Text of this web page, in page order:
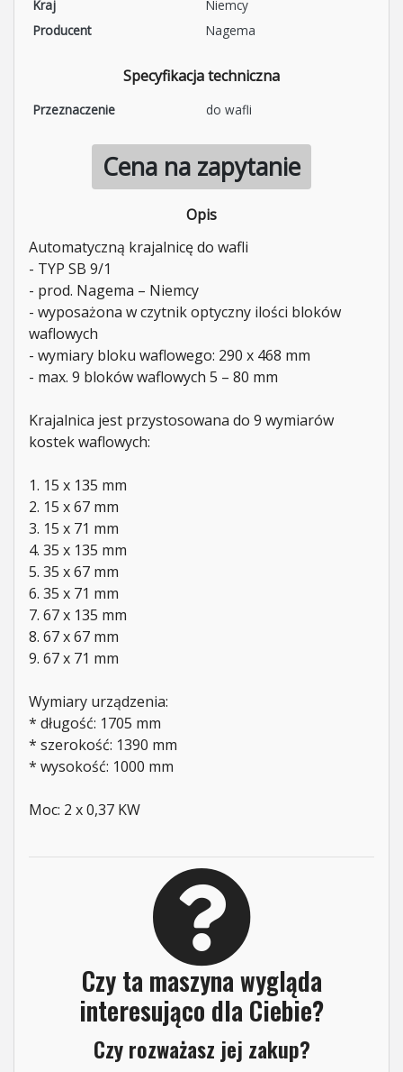
Kraj
Niemcy
Producent
Nagema
Specyfikacja techniczna
Przeznaczenie do wafli
Cena na zapytanie
Opis
Automatyczną krajalnicę do wafli
- TYP SB 9/1
- prod. Nagema – Niemcy
- wyposażona w czytnik optyczny ilości bloków
waflowych
- wymiary bloku waflowego: 290 x 468 mm
- max. 9 bloków waflowych 5 – 80 mm
Krajalnica jest przystosowana do 9 wymiarów
kostek waflowych:
1. 15 x 135 mm
2. 15 x 67 mm
3. 15 x 71 mm
4. 35 x 135 mm
5. 35 x 67 mm
6. 35 x 71 mm
7. 67 x 135 mm
8. 67 x 67 mm
9. 67 x 71 mm
Wymiary urządzenia:
* długość: 1705 mm
* szerokość: 1390 mm
* wysokość: 1000 mm
Moc: 2 x 0,37 KW
Czy ta maszyna wygląda
interesująco dla Ciebie?
Czy rozważasz jej zakup?